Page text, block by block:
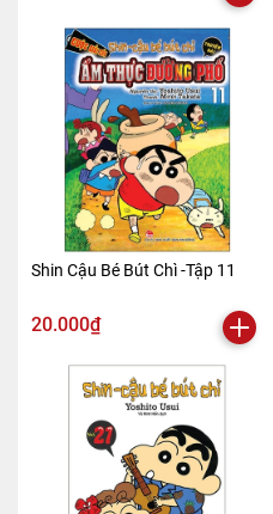
Shin Cậu Bé Bút Chì -Tập 11
20.000₫